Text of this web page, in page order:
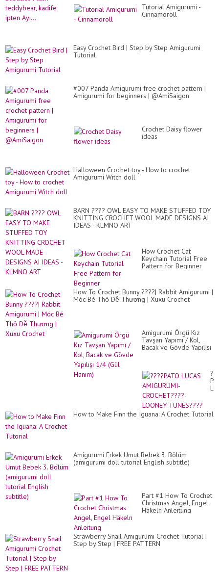
Tutorial Amigurumi -
Cinnamoroll
Easy Crochet Bird | Step by Step Amigurumi
Tutorial
#007 Panda Amigurumi free crochet pattern |
Amigurumi for beginners | @AmiSaigon
Crochet Daisy flower
ideas
Halloween Crochet toy - How to crochet
Amigurumi Witch doll
BARN ???? OWL EASY TO MAKE STUFFED TOY
KNITTING CROCHET WOOL MADE DESIGNS AI
IDEAS - KLMNO ART
How Crochet Cat
Keychain Tutorial Free
Pattern for Beginner
How To Crochet Bunny ????| Rabbit Amigurumi |
Móc Bé Thỏ Dễ Thương | Xuxu Crochet
Amigurumi Örgü Kız
Tavşan Yapımı / Kol,
Bacak ve Gövde Yapılışı
-
How to Make Finn the Iguana: A Crochet Tutorial
Amigurumi Erkek Umut Bebek 3. Bölüm
(amigurumi doll tutorial English subtitle)
Part #1 How To Crochet
Christmas Angel, Engel
Häkeln Anleitung
Strawberry Snail Amigurumi Crochet Tutorial |
Step by Step | FREE PATTERN